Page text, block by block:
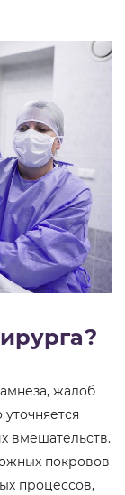
жалоб
вмешательств.
покровов
процессов,